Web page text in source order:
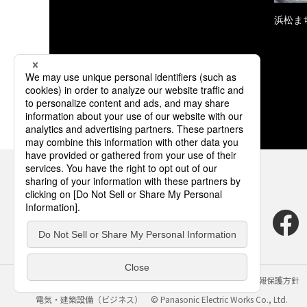
浜松ま
サイトのご利用にあたって クッキーポリシー
個人情報保護方針
電気・建築設備（ビジネス）
© Panasonic Electric Works Co., Ltd.